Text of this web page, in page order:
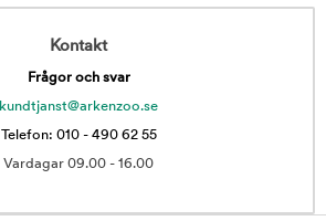
Kontakt
Frågor och svar
kundtjanst@arkenzoo.se
Telefon: 010 - 490 62 55
Vardagar 09.00 - 16.00